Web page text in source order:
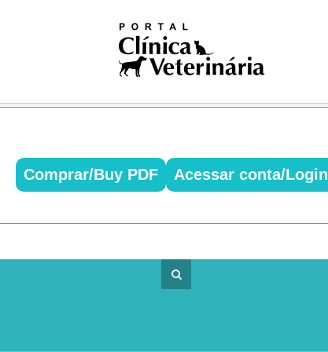
clínica
Comprar/Buy PDF Acessar conta/Login